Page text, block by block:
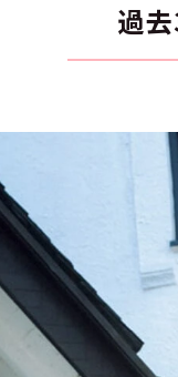
過